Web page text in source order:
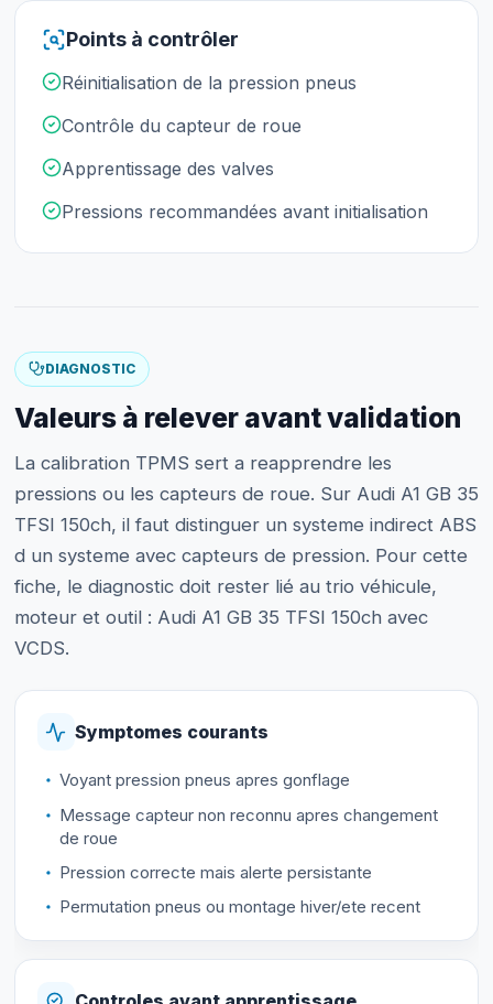
Points à contrôler
Réinitialisation de la pression pneus
Contrôle du capteur de roue
Apprentissage des valves
Pressions recommandées avant initialisation
DIAGNOSTIC
Valeurs à relever avant validation
La calibration TPMS sert a reapprendre les
pressions ou les capteurs de roue. Sur Audi A1 GB 35
TFSI 150ch, il faut distinguer un systeme indirect ABS
d un systeme avec capteurs de pression. Pour cette
fiche, le diagnostic doit rester lié au trio véhicule,
moteur et outil : Audi A1 GB 35 TFSI 150ch avec
VCDS.
Symptomes courants
Voyant pression pneus apres gonflage
Message capteur non reconnu apres changement
de roue
Pression correcte mais alerte persistante
Permutation pneus ou montage hiver/ete recent